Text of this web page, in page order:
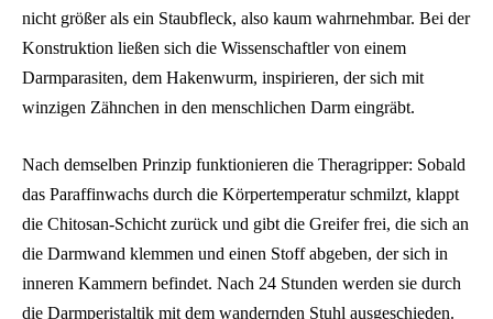
nicht größer als ein Staubfleck, also kaum wahrnehmbar. Bei der
Konstruktion ließen sich die Wissenschaftler von einem
Darmparasiten, dem Hakenwurm, inspirieren, der sich mit
winzigen Zähnchen in den menschlichen Darm eingräbt.
Nach demselben Prinzip funktionieren die Theragripper: Sobald
das Paraffinwachs durch die Körpertemperatur schmilzt, klappt
die Chitosan-Schicht zurück und gibt die Greifer frei, die sich an
die Darmwand klemmen und einen Stoff abgeben, der sich in
inneren Kammern befindet. Nach 24 Stunden werden sie durch
die Darmperistaltik mit dem wandernden Stuhl ausgeschieden.